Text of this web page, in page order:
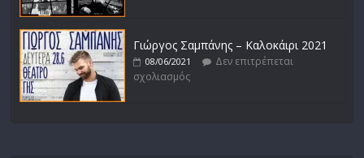
Γιώργος Σαμπάνης – Καλοκάιρι 2021
08/06/2021
Δεν επιτρέπεται
σχολιασμός